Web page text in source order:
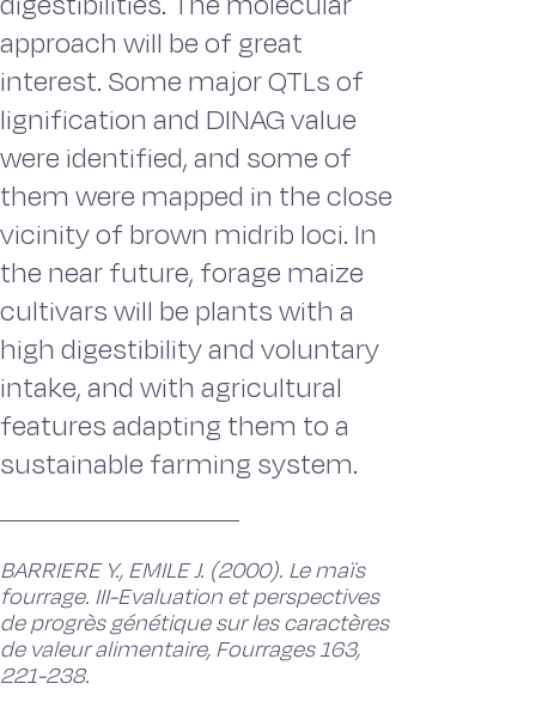
approach will be of great
interest. Some major QTLs of
lignification and DINAG value
were identified, and some of
them were mapped in the close
vicinity of brown midrib loci. In
the near future, forage maize
cultivars will be plants with a
high digestibility and voluntary
intake, and with agricultural
features adapting them to a
sustainable farming system.
BARRIERE Y., EMILE J. (2000). Le maïs
fourrage. III-Evaluation et perspectives
de progrès génétique sur les caractères
de valeur alimentaire, Fourrages 163,
221-238.